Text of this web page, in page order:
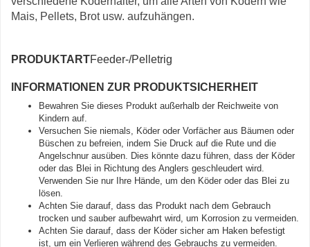
Mais, Pellets, Brot usw. aufzuhängen.
PRODUKTARTFeeder-/Pelletrig
INFORMATIONEN ZUR PRODUKTSICHERHEIT
Bewahren Sie dieses Produkt außerhalb der Reichweite von
Kindern auf.
Versuchen Sie niemals, Köder oder Vorfächer aus Bäumen oder
Büschen zu befreien, indem Sie Druck auf die Rute und die
Angelschnur ausüben. Dies könnte dazu führen, dass der Köder
oder das Blei in Richtung des Anglers geschleudert wird.
Verwenden Sie nur Ihre Hände, um den Köder oder das Blei zu
lösen.
Achten Sie darauf, dass das Produkt nach dem Gebrauch
trocken und sauber aufbewahrt wird, um Korrosion zu vermeiden.
Achten Sie darauf, dass der Köder sicher am Haken befestigt
ist, um ein Verlieren während des Gebrauchs zu vermeiden.